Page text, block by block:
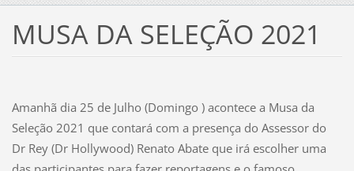
MUSA DA SELEÇÃO 2021
Amanhã dia 25 de Julho (Domingo ) acontece a Musa da
Seleção 2021 que contará com a presença do Assessor do
Dr Rey (Dr Hollywood) Renato Abate que irá escolher uma